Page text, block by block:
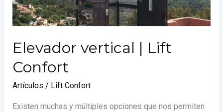
Elevador vertical | Lift
Confort
Artículos / Lift Confort
Existen muchas y múltiples opciones que nos permiten
Lift
Confort